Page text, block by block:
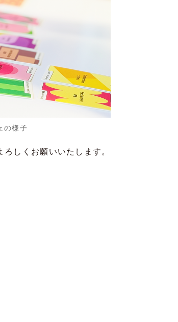
の様子
しくお願いいたします。